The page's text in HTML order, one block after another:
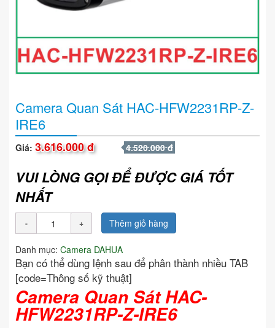
Camera Quan Sát HAC-HFW2231RP-Z-
IRE6
Giá: 3.616.000 đ 4.520.000 đ
VUI LÒNG GỌI ĐỂ ĐƯỢC GIÁ TỐT
NHẤT
Thêm giỏ hàng
Danh mục: Camera DAHUA
Bạn có thể dùng lệnh sau để phân thành nhiều TAB
[code=Thông số kỹ thuật]
Camera Quan Sát HAC-
HFW2231RP-Z-IRE6